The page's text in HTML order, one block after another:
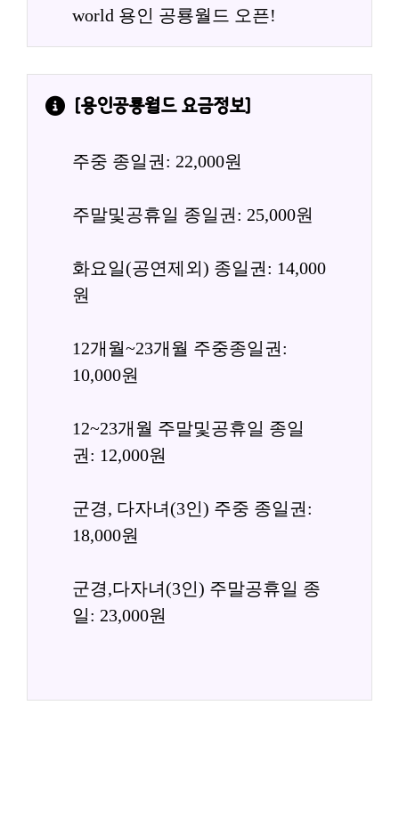
world 용인 공룡월드 오픈!
[용인공룡월드 요금정보]
주중 종일권: 22,000원
주말및공휴일 종일권: 25,000원
화요일(공연제외) 종일권: 14,000
원
12개월~23개월 주중종일권:
10,000원
12~23개월 주말및공휴일 종일
권: 12,000원
군경, 다자녀(3인) 주중 종일권:
18,000원
군경,다자녀(3인) 주말공휴일 종
일: 23,000원